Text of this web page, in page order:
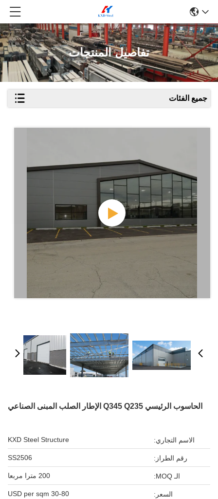
تفاصيل المنتجات
جميع الفئات
الحاسوب الرئيسي Q345 Q235 الإطار الصلب المبنى الصناعي
الاسم التجاري: KXD Steel Structure
رقم الطراز: SS2506
الـ MOQ: 200 مترا مربعا
السعر: 30-80 USD per sqm